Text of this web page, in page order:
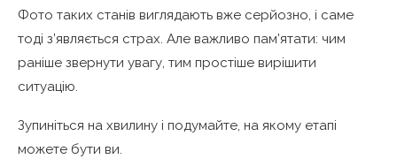
Фото таких станів виглядають вже серйозно, і саме
тоді з’являється страх. Але важливо пам’ятати: чим
раніше звернути увагу, тим простіше вирішити
ситуацію.
Зупиніться на хвилину і подумайте, на якому етапі
можете бути ви.